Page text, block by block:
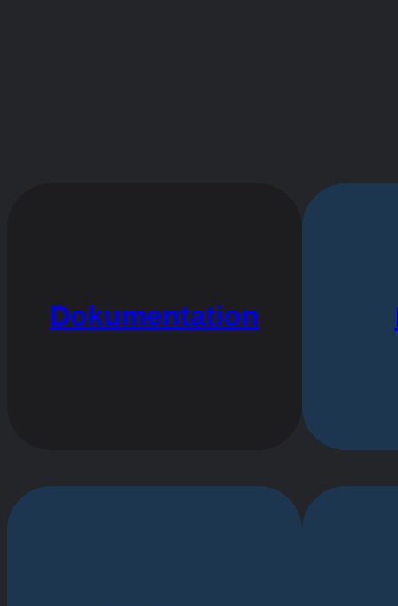
Dokumentation